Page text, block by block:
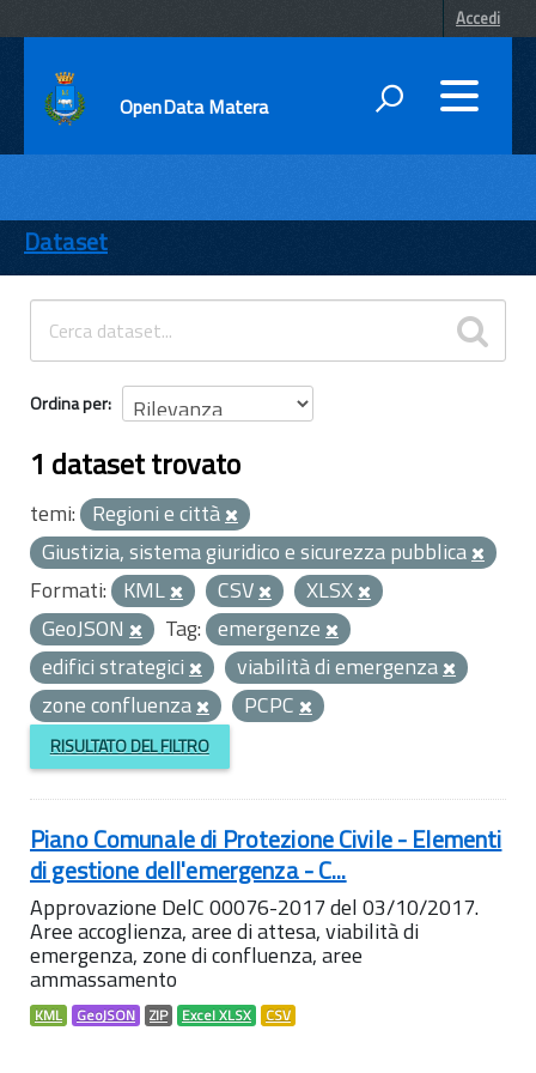
Accedi
OpenData Matera
ENTI
TEMI
INFORMAZIONI
Dataset
Ordina per
1 dataset trovato
temi: Regioni e città
Giustizia, sistema giuridico e sicurezza pubblica
Formati: KML CSV
XLSX
GeoJSON
Tag: emergenze
edifici strategici
viabilità di emergenza
zone confluenza
PCPC
RISULTATO DEL FILTRO
Piano Comunale di Protezione Civile - Elementi
di gestione dell'emergenza - C...
Approvazione DelC 00076-2017 del 03/10/2017.
Aree accoglienza, aree di attesa, viabilità di
emergenza, zone di confluenza, aree
ammassamento
KML GeoJSON ZIP Excel XLSX CSV